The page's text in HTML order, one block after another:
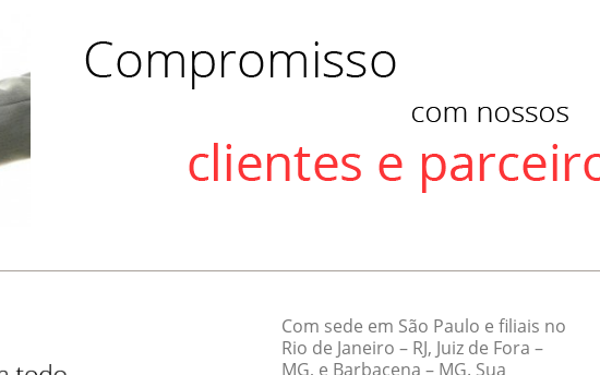
Com sede em São Paulo e filiais no
Rio de Janeiro – RJ, Juiz de Fora –
MG, e Barbacena – MG. Sua